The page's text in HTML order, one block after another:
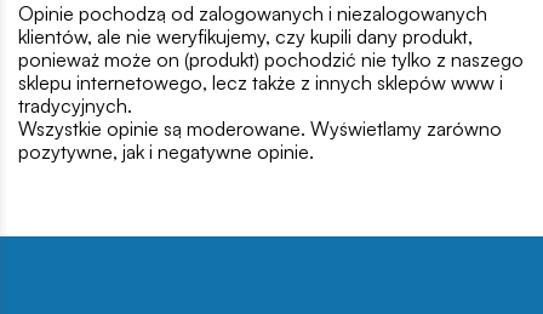
Opinie pochodzą od zalogowanych i niezalogowanych
klientów, ale nie weryfikujemy, czy kupili dany produkt,
ponieważ może on (produkt) pochodzić nie tylko z naszego
sklepu internetowego, lecz także z innych sklepów www i
tradycyjnych.
Wszystkie opinie są moderowane. Wyświetlamy zarówno
pozytywne, jak i negatywne opinie.